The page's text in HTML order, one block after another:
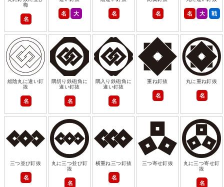
梅
名
名 大 名 名 名 大 戦
総陰丸に違い釘
抜
名
隅切り鉄砲角に
違い釘抜
名
隅入り鉄砲角に
違い釘抜
名
重ね釘抜
名
丸に重ね釘抜
名
三つ並び釘抜
名
丸に三つ並び釘
抜
名
横重ね三つ釘抜
名
三つ寄せ釘抜
丸に三つ寄せ釘
抜
名